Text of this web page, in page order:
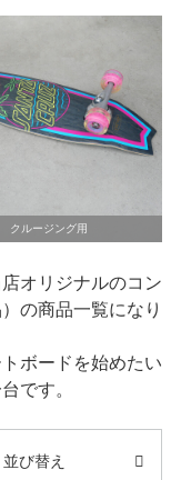
クルージング用
オリジナルのコン
の商品一覧になり
ボードを始めたい
です。
並び替え
ト）